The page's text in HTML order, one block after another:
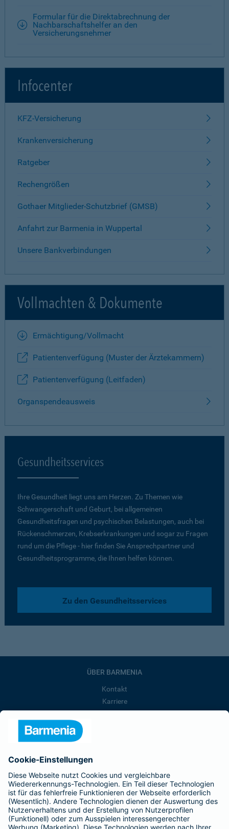
Formular für die Direktabrechnung der
Nachbarschaftshelfer an den
Versicherungsnehmer
Infocenter
KFZ-Versicherung
Krankenversicherung
Ratgeber
Rechengrößen
Gothaer Mitglieder-Schutzbrief (GMSB)
Anfahrt zur Barmenia in Wuppertal
Unsere Bankverbindungen
Vollmachten & Dokumente
Ermächtigung/Vollmacht
Patientenverfügung (Muster der Ärztekammern)
Patientenverfügung (Leitfaden)
Organspendeausweis
Gesundheitsservices
Ihre Gesundheit liegt uns am Herzen. Zu Themen wie
Schwangerschaft und Geburt, bei allgemeinen
Gesundheitsfragen und psychischen Belastungen, auch bei
Rückenschmerzen, Krebserkrankungen und sogar zu Fragen
rund um die Pflege - hier finden Sie Ansprechpartner und
Gesundheitsprogramme, die Ihnen helfen können.
Zu den Gesundheitsservices
ÜBER BARMENIA
Kontakt
Karriere
Barmenia ist Teil der BarmeniaGothaer
BELIEBTE SEITEN
Kranken-Zusatzversicherung
Tierversicherungen
Haftpflichtversicherung